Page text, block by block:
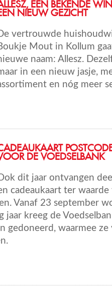
EEN BEKENDE
NIEUW GEZICHT
vertrouwde
Mout in Kollum
naam: Allesz.
in een nieuw jasje,
en nóg meer
DE VOEDSELBANK
dit jaar ontvangen
cadeaukaart ter
Vanaf 23 september
jaar kreeg de
gedoneerd, waarmee